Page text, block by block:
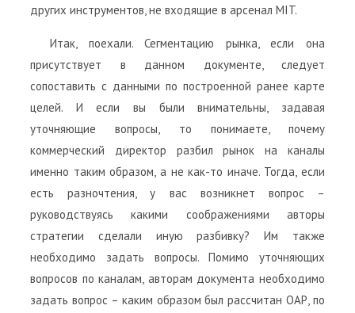
других инструментов, не входящие в арсенал MIT.
Итак, поехали. Сегментацию рынка, если она
присутствует в данном документе, следует
сопоставить с данными по построенной ранее карте
целей. И если вы были внимательны, задавая
уточняющие вопросы, то понимаете, почему
коммерческий директор разбил рынок на каналы
именно таким образом, а не как-то иначе. Тогда, если
есть разночтения, у вас возникнет вопрос –
руководствуясь какими соображениями авторы
стратегии сделали иную разбивку? Им также
необходимо задать вопросы. Помимо уточняющих
вопросов по каналам, авторам документа необходимо
задать вопрос – каким образом был рассчитан ОАР, по